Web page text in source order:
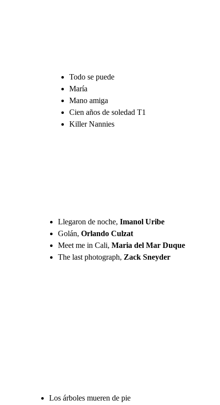
Todo se puede
⁠María
⁠Mano amiga
⁠Cien años de soledad T1
⁠Killer Nannies
Llegaron de noche, Imanol Uribe
⁠Golán, Orlando Culzat
⁠Meet me in Cali, Maria del Mar Duque
⁠The last photograph, Zack Sneyder
Los árboles mueren de pie